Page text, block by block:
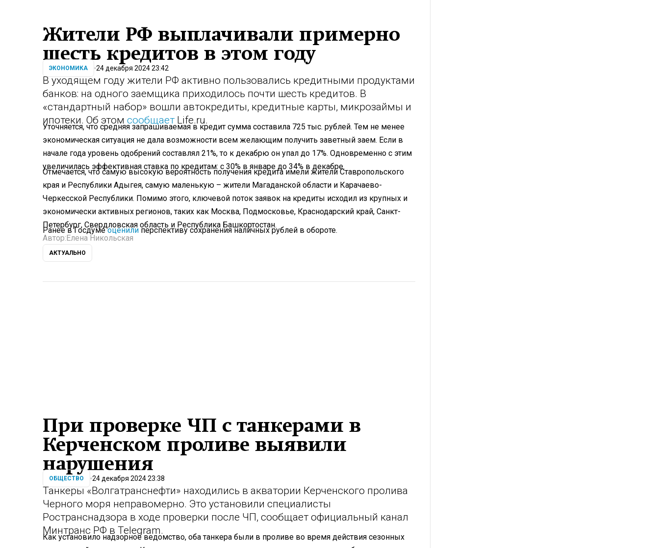
Жители РФ выплачивали примерно
шесть кредитов в этом году
ЭКОНОМИКА 24 декабря 2024 23:42
В уходящем году жители РФ активно пользовались кредитными продуктами
банков: на одного заемщика приходилось почти шесть кредитов. В
«стандартный набор» вошли автокредиты, кредитные карты, микрозаймы и
ипотеки. Об этом сообщает Life.ru.
Уточняется, что средняя запрашиваемая в кредит сумма составила 725 тыс. рублей. Тем не менее
экономическая ситуация не дала возможности всем желающим получить заветный заем. Если в
начале года уровень одобрений составлял 21%, то к декабрю он упал до 17%. Одновременно с этим
увеличилась эффективная ставка по кредитам: с 30% в январе до 34% в декабре.
Отмечается, что самую высокую вероятность получения кредита имели жители Ставропольского
края и Республики Адыгея, самую маленькую – жители Магаданской области и Карачаево-
Черкесской Республики. Помимо этого, ключевой поток заявок на кредиты исходил из крупных и
экономически активных регионов, таких как Москва, Подмосковье, Краснодарский край, Санкт-
Петербург, Свердловская область и Республика Башкортостан.
Ранее в Госдумеоценилиперспективу сохранения наличных рублей в обороте.
Автор: Елена Никольская
АКТУАЛЬНО
При проверке ЧП с танкерами в
Керченском проливе выявили
нарушения
ОБЩЕСТВО 24 декабря 2024 23:38
Танкеры «Волгатранснефти» находились в акватории Керченского пролива
Черного моря неправомерно. Это установили специалисты
Ространснадзора в ходе проверки после ЧП, сообщает официальный канал
Минтранс РФ в Telegram.
Как установило надзорное ведомство, оба танкера были в проливе во время действия сезонных